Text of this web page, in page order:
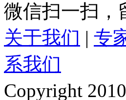
微信扫一扫，
关于我们 | 专
系我们
Copyright